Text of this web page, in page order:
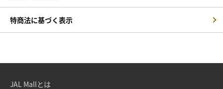
特商法に基づく表示
JAL Mallとは